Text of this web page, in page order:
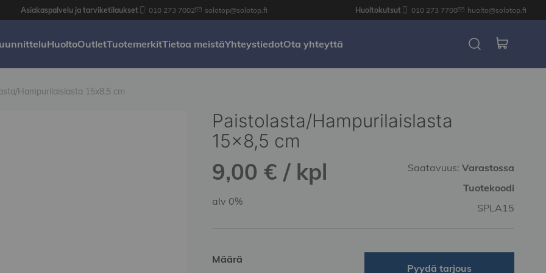
Asiakaspalvelu ja tarviketilaukset 010 273 7002 solotop@solotop.fi Huoltokutsut 010 273 7700 huolto@solotop.fi
HuoltoOutletTuotemerkitTietoa meistäYhteystiedotOta yhteyttä
Hampurilaislasta 15x8,5 cm
Paistolasta/Hampurilaislasta
15x8,5 cm
9,00 € / kpl Saatavuus: Varastossa
Tuotekoodi
SPLA15
alv 0%
Määrä
Pyydä tarjous